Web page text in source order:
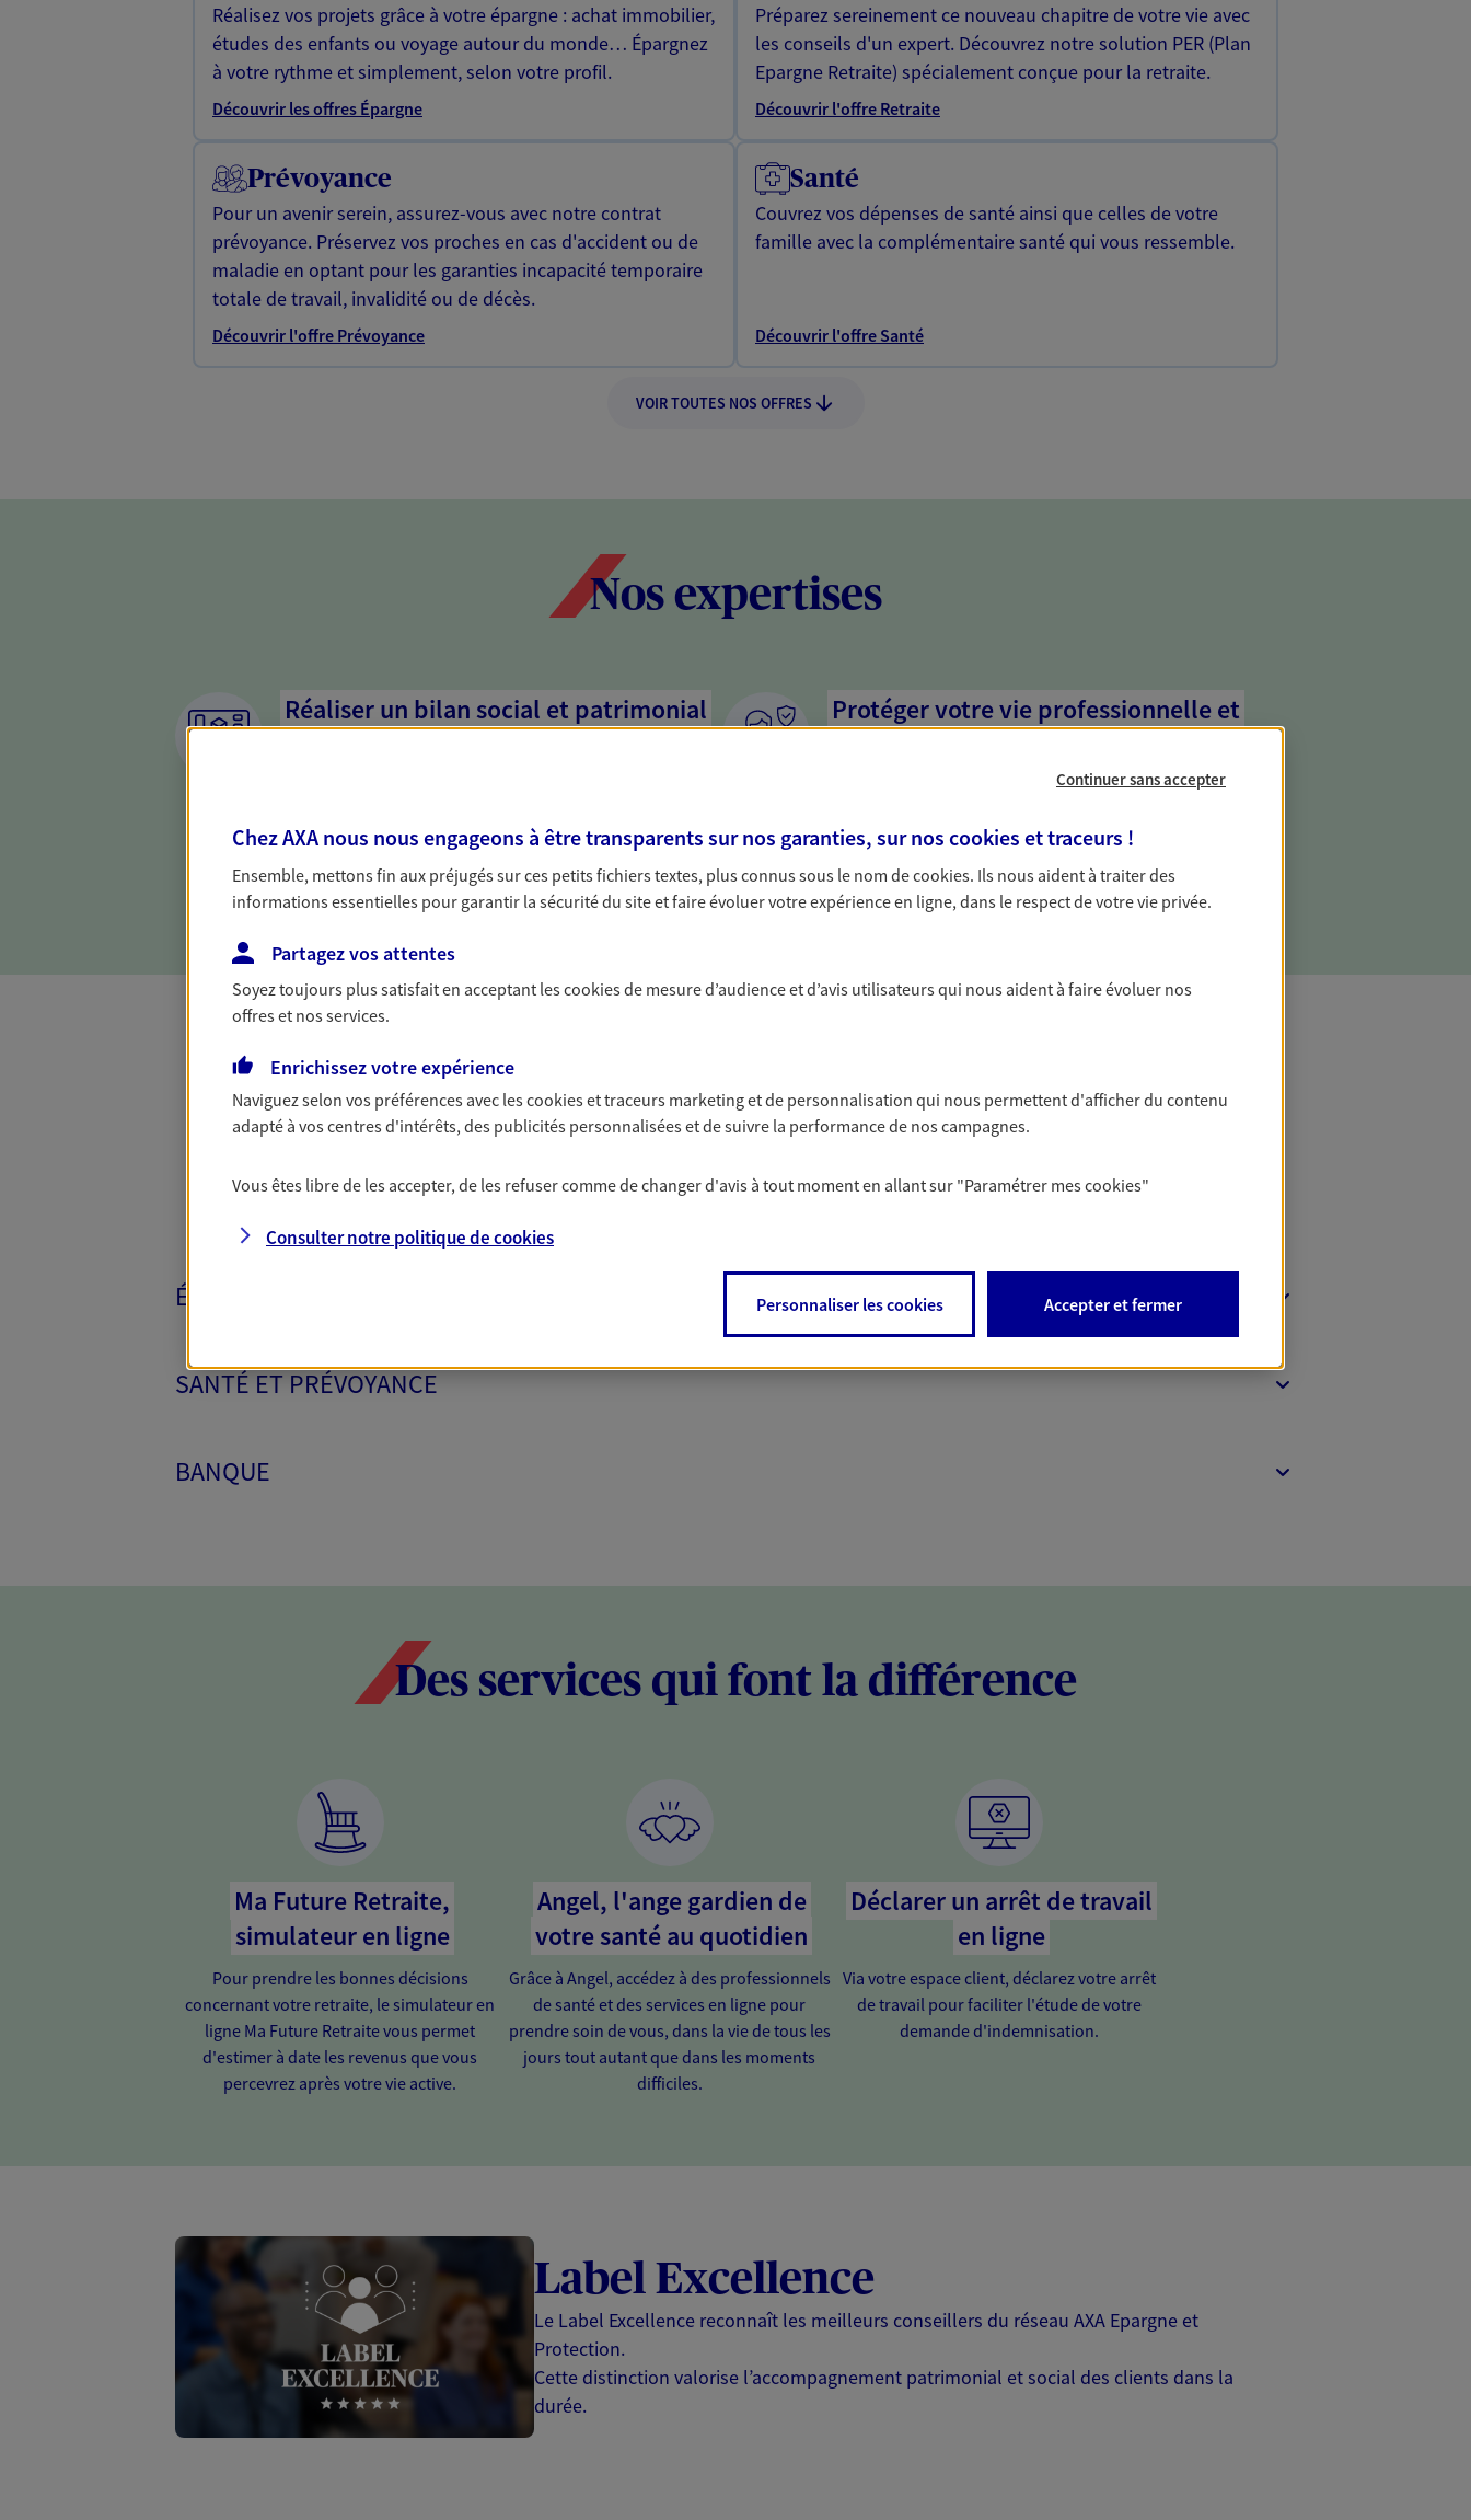
Réalisez vos projets grâce à votre épargne : achat immobilier,
études des enfants ou voyage autour du monde… Épargnez
à votre rythme et simplement, selon votre profil.
Découvrir les offres Épargne
Préparez sereinement ce nouveau chapitre de votre vie avec
les conseils d'un expert. Découvrez notre solution PER (Plan
Epargne Retraite) spécialement conçue pour la retraite.
Découvrir l'offre Retraite
Prévoyance
Pour un avenir serein, assurez-vous avec notre contrat
prévoyance. Préservez vos proches en cas d'accident ou de
maladie en optant pour les garanties incapacité temporaire
totale de travail, invalidité ou de décès.
Découvrir l'offre Prévoyance
Santé
Couvrez vos dépenses de santé ainsi que celles de votre
famille avec la complémentaire santé qui vous ressemble.
Découvrir l'offre Santé
VOIR TOUTES NOS OFFRES
Nos expertises
Réaliser un bilan social et patrimonial
dresser un bilan complet de votre situation. Une analyse
solide pour vous formuler des conseils cohérents avec vos
besoins.
Protéger votre vie professionnelle et
Nous sommes à votre écoute pour vous proposer des
activité, mais aussi les risques liés à votre vie privée. Un seul
interlocuteur pour tous vos besoins, ça change tout.
Toutes nos solutions AXA Épargne et Protection
PARTICULIERS PROFESSIONNELS
ÉPARGNE ET RETRAITE
SANTÉ ET PRÉVOYANCE
BANQUE
Des services qui font la différence
Ma Future Retraite,
simulateur en ligne
Pour prendre les bonnes décisions
concernant votre retraite, le simulateur en
ligne Ma Future Retraite vous permet
d'estimer à date les revenus que vous
percevrez après votre vie active.
Angel, l'ange gardien de
votre santé au quotidien
Grâce à Angel, accédez à des professionnels
de santé et des services en ligne pour
prendre soin de vous, dans la vie de tous les
jours tout autant que dans les moments
difficiles.
Déclarer un arrêt de travail
en ligne
Via votre espace client, déclarez votre arrêt
de travail pour faciliter l'étude de votre
demande d'indemnisation.
Label Excellence
Le Label Excellence reconnaît les meilleurs conseillers du réseau AXA Epargne et
Protection.
Cette distinction valorise l’accompagnement patrimonial et social des clients dans la
durée.
Continuer sans accepter
Chez AXA nous nous engageons à être transparents sur nos garanties, sur nos cookies et traceurs !
Ensemble, mettons fin aux préjugés sur ces petits fichiers textes, plus connus sous le nom decookies. Ils nous aident à traiter des
informations essentielles pour garantir la sécurité du site et faire évoluer votre expérience en ligne, dans le respect de votre vie privée.
Partagez vos attentes
Soyez toujours plus satisfait en acceptant lescookiesde mesure d’audience et d’avis utilisateurs qui nous aident à faire évoluer nos
offres et nos services.
Enrichissez votre expérience
Naviguez selon vos préférences avec lescookies et traceurs marketing et de personnalisation qui nous permettent d'afficher du contenu
adapté à vos centres d'intérêts, des publicités personnalisées et de suivre la performance de nos campagnes.
Vous êtes libre de les accepter, de les refuser comme de changer d'avis à tout moment en allant sur "Paramétrer mescookies"
Consulter notre politique decookies
Personnaliser les cookies Accepter et fermer